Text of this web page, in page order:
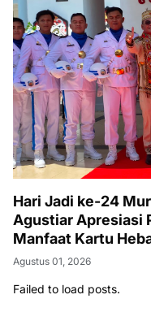
Hari Jadi ke-24
Agustiar Apresiasi
Manfaat Kartu
Agustus 01, 2026
Failed to load posts.